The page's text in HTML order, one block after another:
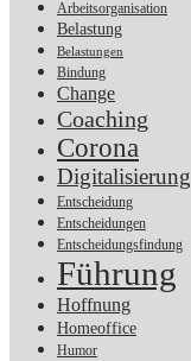
Arbeitsorganisation
Belastung
Belastungen
Bindung
Change
Coaching
Corona
Digitalisierung
Entscheidung
Entscheidungen
Entscheidungsfindung
Führung
Hoffnung
Homeoffice
Humor